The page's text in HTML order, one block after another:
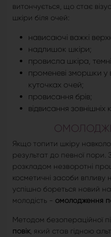
витончується, що стає
шкіри біля очей:
нависаючі важкі
надлишок шкіри;
провисла шкіра,
променеві зморшки у
куточках очей;
провисання брів;
відвисання зовнішніх
Якщо топити шкіру
результат до певної пори.
розкладом незворотні
косметичні засоби впливу
успішно бореться новий
молодість - омолодження
Методом безопераційної
повік, який став гідною